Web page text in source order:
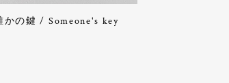
かの鍵 / Someone's key